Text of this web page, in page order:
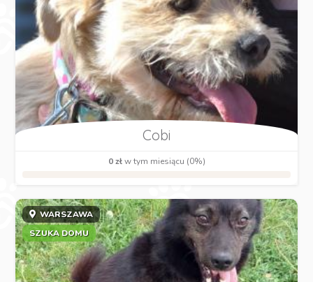
Cobi
0 złw tym miesiącu (0%)
WARSZAWA
SZUKA DOMU